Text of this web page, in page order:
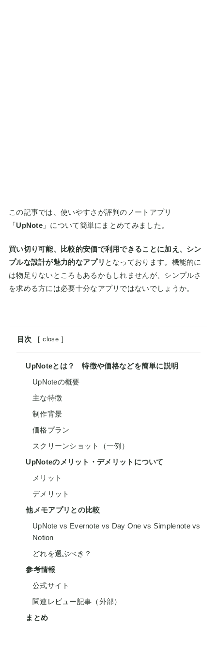
この記事では、使いやすさが評判のノートアプリ
「UpNote 」について簡単にまとめてみました。
買い切り可能、比較的安価で利用できることに加え、シン
プルな設計が魅力的なアプリ となっております。機能的に
は物足りないところもあるかもしれませんが、シンプルさ
を求める方には必要十分なアプリではないでしょうか。
目次 [ close ]
UpNoteとは？ 特徴や価格などを簡単に説明
UpNoteの概要
主な特徴
制作背景
価格プラン
スクリーンショット（一例）
UpNoteのメリット・デメリットについて
メリット
デメリット
他メモアプリとの比較
UpNote vs Evernote vs Day One vs Simplenote vs
Notion
どれを選ぶべき？
参考情報
公式サイト
関連レビュー記事（外部）
まとめ